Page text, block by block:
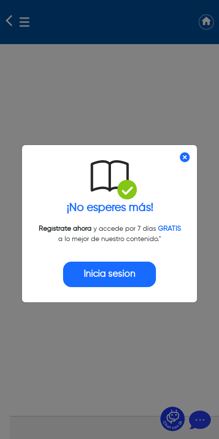
¡No esperes más!
Regístrate ahoray accede por 7 días GRATIS
a lo mejor de nuestro contenido."
Inicia sesión